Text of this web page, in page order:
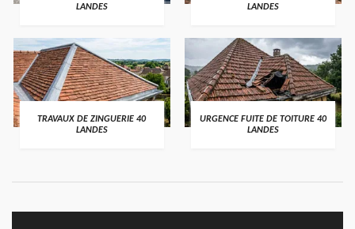
LANDES
LANDES
TRAVAUX DE ZINGUERIE 40
LANDES
URGENCE FUITE DE TOITURE 40
LANDES